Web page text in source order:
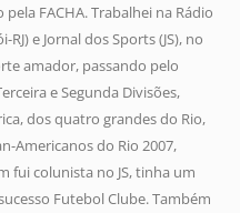
FACHA. Trabalhei na Rádio
e Jornal dos Sports (JS), no
amador, passando pelo
e Segunda Divisões,
dos quatro grandes do Rio,
Americanos do Rio 2007,
fui colunista no JS, tinha um
Futebol Clube. Também